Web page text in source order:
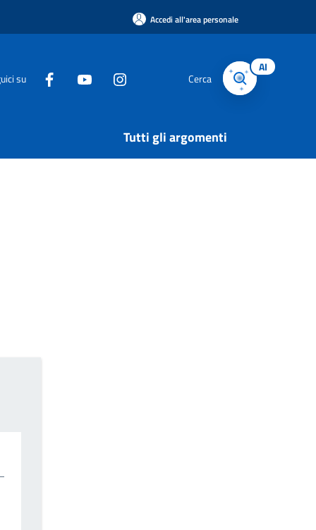
Accedi all'area personale
su Cerca
AI
Tutti gli argomenti